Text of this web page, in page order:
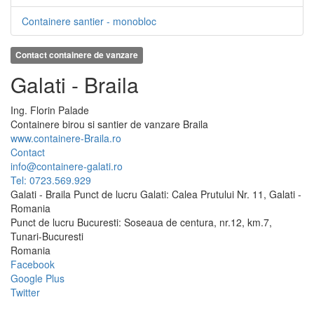
Containere santier - monobloc
Contact containere de vanzare
Galati - Braila
Ing. Florin Palade
Containere birou si santier de vanzare Braila
www.containere-Braila.ro
Contact
info@containere-galati.ro
Tel: 0723.569.929
Galati - Braila Punct de lucru Galati: Calea Prutului Nr. 11, Galati -
Romania
Punct de lucru Bucuresti: Soseaua de centura, nr.12, km.7,
Tunari-Bucuresti
Romania
Facebook
Google Plus
Twitter